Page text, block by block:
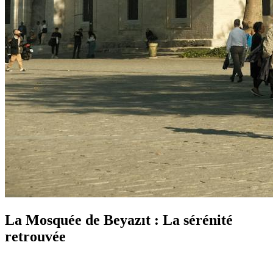
La Mosquée de Beyazıt : La sérénité
retrouvée